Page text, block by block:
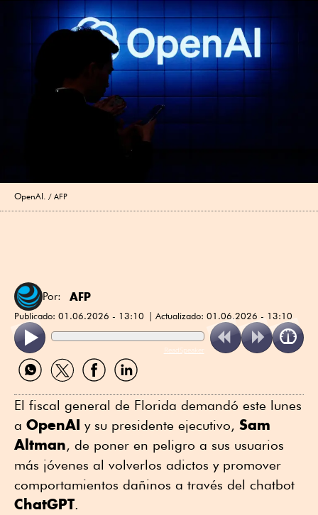
OpenAI. AFP
Por: AFP
Publicado: 01.06.2026 - 13:10 Actualizado: 01.06.2026 - 13:10
ReadSpeaker
Compartir
por
Compartir
por
Compartir
por
Compartir
por
El fiscal general de Florida demandó este lunes
a OpenAI y su presidente ejecutivo, Sam
Altman, de poner en peligro a sus usuarios
más jóvenes al volverlos adictos y promover
comportamientos dañinos a través del chatbot
ChatGPT.